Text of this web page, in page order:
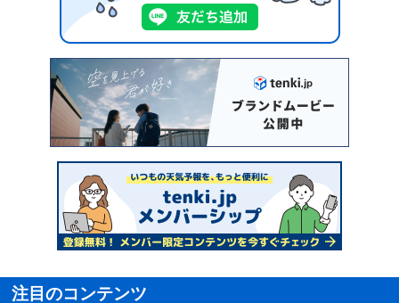
注目のコンテンツ